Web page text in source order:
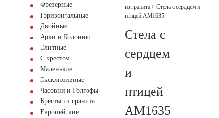
Фрезерные
Горизонтальные
Двойные
Арки и Колонны
Элитные
С крестом
Маленькие
Эксклюзивные
Часовни и Голгофы
Кресты из гранита
Европейские
из гранита > Стела с сердцем и
птицей AM1635
Стела с
сердцем
и
птицей
AM1635